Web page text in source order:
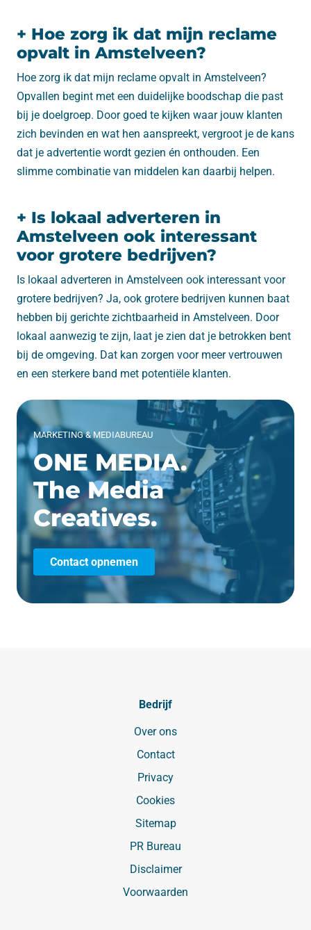
+ Hoe zorg ik dat mijn reclame
opvalt in Amstelveen?
Hoe zorg ik dat mijn reclame opvalt in Amstelveen?
Opvallen begint met een duidelijke boodschap die past
bij je doelgroep. Door goed te kijken waar jouw klanten
zich bevinden en wat hen aanspreekt, vergroot je de kans
dat je advertentie wordt gezien én onthouden. Een
slimme combinatie van middelen kan daarbij helpen.
+ Is lokaal adverteren in
Amstelveen ook interessant
voor grotere bedrijven?
Is lokaal adverteren in Amstelveen ook interessant voor
grotere bedrijven? Ja, ook grotere bedrijven kunnen baat
hebben bij gerichte zichtbaarheid in Amstelveen. Door
lokaal aanwezig te zijn, laat je zien dat je betrokken bent
bij de omgeving. Dat kan zorgen voor meer vertrouwen
en een sterkere band met potentiële klanten.
MARKETING & MEDIABUREAU
ONE MEDIA.
The Media
Creatives.
Contact opnemen
Bedrijf
Over ons
Contact
Privacy
Cookies
Sitemap
PR Bureau
Disclaimer
Voorwaarden